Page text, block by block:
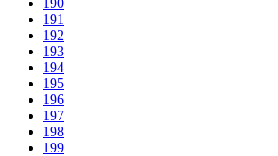
191
192
193
194
195
196
197
198
199